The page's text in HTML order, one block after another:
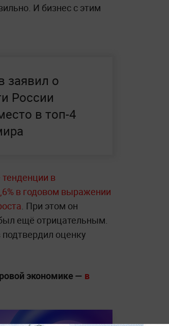
И бизнес с этим
заявил о
России
в топ-4
в
в годовом выражении
. При этом он
ещё отрицательным.
оценку
экономике — в